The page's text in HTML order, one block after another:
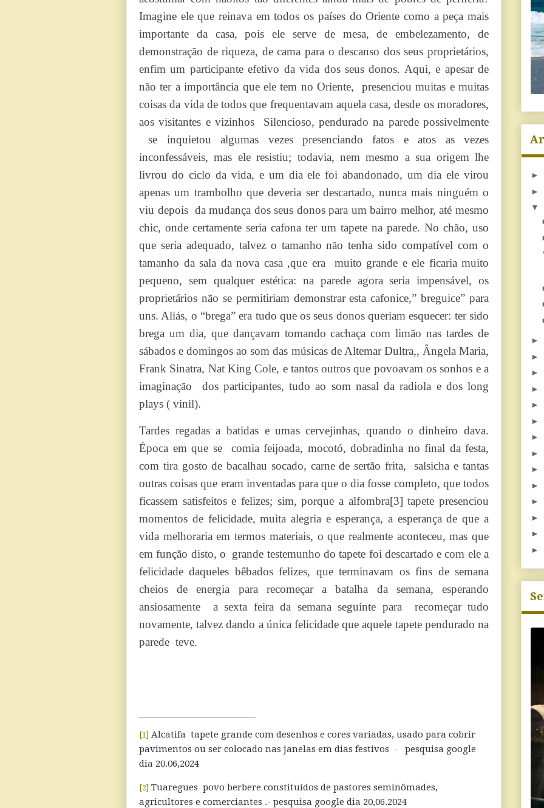
Imagine ele que reinava em todos os países do Oriente como a peça mais
importante da casa, pois ele serve de mesa, de embelezamento, de
demonstração de riqueza, de cama para o descanso dos seus proprietários,
enfim um participante efetivo da vida dos seus donos. Aqui, e apesar de
não ter a importância que ele tem no Oriente, presenciou muitas e muitas
coisas da vida de todos que frequentavam aquela casa, desde os moradores,
aos visitantes e vizinhos Silencioso, pendurado na parede possivelmente
se inquietou algumas vezes presenciando fatos e atos as vezes
inconfessáveis, mas ele resistiu; todavia, nem mesmo a sua origem lhe
livrou do ciclo da vida, e um dia ele foi abandonado, um dia ele virou
apenas um trambolho que deveria ser descartado, nunca mais ninguém o
viu depois da mudança dos seus donos para um bairro melhor, até mesmo
chic, onde certamente seria cafona ter um tapete na parede. No chão, uso
que seria adequado, talvez o tamanho não tenha sido compatível com o
tamanho da sala da nova casa ,que era muito grande e ele ficaria muito
pequeno, sem qualquer estética: na parede agora seria impensável, os
proprietários não se permitiriam demonstrar esta cafonice,” breguice” para
uns. Aliás, o “brega” era tudo que os seus donos queriam esquecer: ter sido
brega um dia, que dançavam tomando cachaça com limão nas tardes de
sábados e domingos ao som das músicas de Altemar Dultra,, Ângela Maria,
Frank Sinatra, Nat King Cole, e tantos outros que povoavam os sonhos e a
imaginação dos participantes, tudo ao som nasal da radiola e dos long
plays ( vinil).
Tardes regadas a batidas e umas cervejinhas, quando o dinheiro dava.
Época em que se comia feijoada, mocotó, dobradinha no final da festa,
com tira gosto de bacalhau socado, carne de sertão frita, salsicha e tantas
outras coisas que eram inventadas para que o dia fosse completo, que todos
ficassem satisfeitos e felizes; sim, porque a alfombra[3] tapete presenciou
momentos de felicidade, muita alegria e esperança, a esperança de que a
vida melhoraria em termos materiais, o que realmente aconteceu, mas que
em função disto, o grande testemunho do tapete foi descartado e com ele a
felicidade daqueles bêbados felizes, que terminavam os fins de semana
cheios de energia para recomeçar a batalha da semana, esperando
ansiosamente a sexta feira da semana seguinte para recomeçar tudo
novamente, talvez dando a única felicidade que aquele tapete pendurado na
parede teve.
[1] Alcatifa tapete grande com desenhos e cores variadas, usado para cobrir
pavimentos ou ser colocado nas janelas em dias festivos - pesquisa google
dia 20.06,2024
[2] Tuaregues povo berbere constituídos de pastores seminômades,
agricultores e comerciantes .- pesquisa google dia 20,06.2024
►
►
▼
►
►
►
►
►
►
►
►
►
►
►
►
►
►